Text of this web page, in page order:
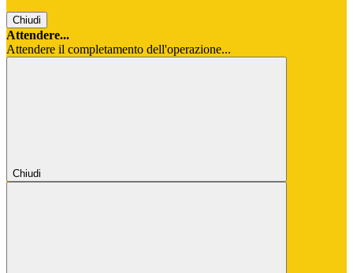
Chiudi
Attendere...
Attendere il completamento dell'operazione...
Chiudi